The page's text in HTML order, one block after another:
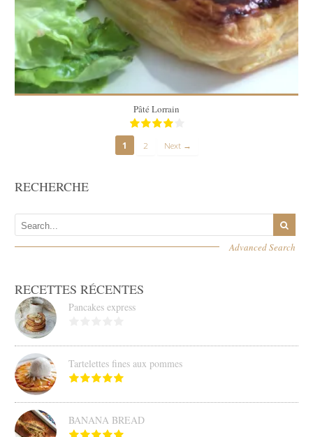
Pâté Lorrain
1 2 Next →
RECHERCHE
Advanced Search
RECETTES RÉCENTES
Pancakes express
Tartelettes fines aux pommes
BANANA BREAD